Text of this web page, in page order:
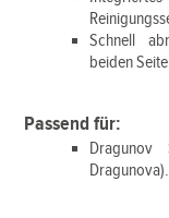
Schnell
beiden
Passend für:
Dragunov